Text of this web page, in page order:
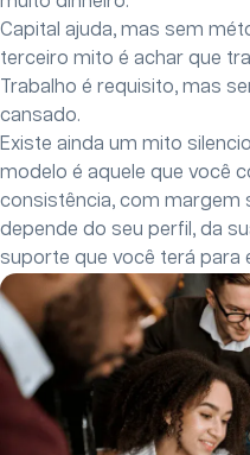
Capital ajuda, mas sem
terceiro mito é achar que
Trabalho é requisito, mas
cansado.
Existe ainda um mito
modelo é aquele que você
consistência, com margem
depende do seu perfil, da
suporte que você terá para